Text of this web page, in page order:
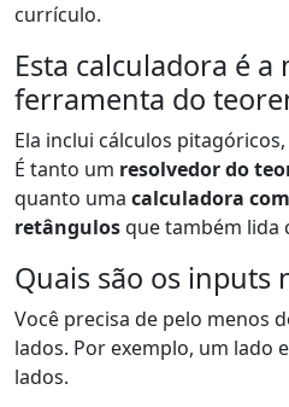
currículo.
Esta calculadora é
ferramenta do
Ela inclui cálculos
É tanto um resolvedor do
quanto uma calculadora
retângulosque também lida
Quais são os inputs
Você precisa de pelo menos
lados. Por exemplo, um lado
lados.